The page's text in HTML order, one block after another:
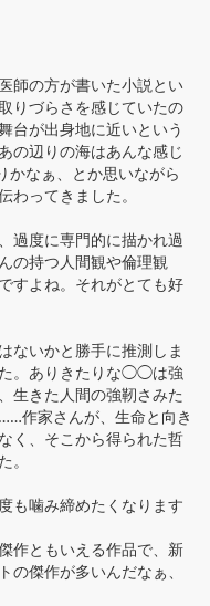
師の方が書いた小説とい
りづらさを感じていたの
台が出身地に近いという
の辺りの海はあんな感じ
かなぁ、とか思いながら
わってきました。
過度に専門的に描かれ過
の持つ人間観や倫理観
すよね。それがとても好
ないかと勝手に推測しま
。ありきたりな◯◯は強
生きた人間の強靭さみた
作家さんが、生命と向き
く、そこから得られた哲
。
も噛み締めたくなります
作ともいえる作品で、新
の傑作が多いんだなぁ、